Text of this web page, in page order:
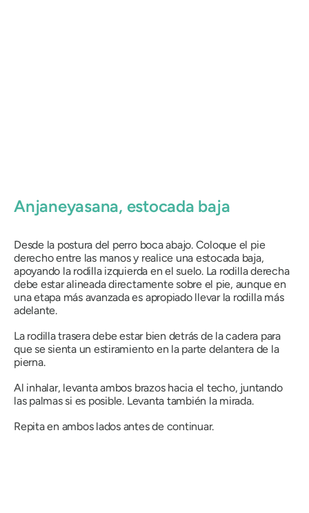
Anjaneyasana, estocada baja
Desde la postura del perro boca abajo. Coloque el pie
derecho entre las manos y realice una estocada baja,
apoyando la rodilla izquierda en el suelo. La rodilla derecha
debe estar alineada directamente sobre el pie, aunque en
una etapa más avanzada es apropiado llevar la rodilla más
adelante.
La rodilla trasera debe estar bien detrás de la cadera para
que se sienta un estiramiento en la parte delantera de la
pierna.
Al inhalar, levanta ambos brazos hacia el techo, juntando
las palmas si es posible. Levanta también la mirada.
Repita en ambos lados antes de continuar.